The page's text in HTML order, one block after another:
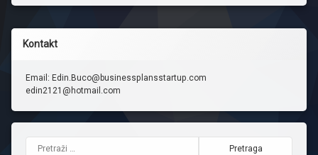
Kontakt
Email: Edin.Buco@businessplansstartup.com
edin2121@hotmail.com